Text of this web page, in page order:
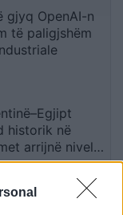
gjyq OpenAI-n
të paligjshëm
historik në
arrijnë nivele